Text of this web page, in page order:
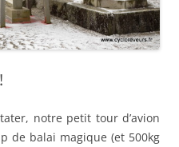
notre petit tour d’avion
de balai magique (et 500kg